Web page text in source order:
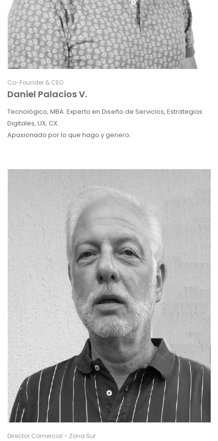
Co-Founder & CEO
Daniel Palacios V.
Tecnológico, MBA. Experto en Diseño de Servicios, Estrategias
Digitales, UX, CX.
Apasionado por lo que hago y genero.
Director Comercial - Zona Sur